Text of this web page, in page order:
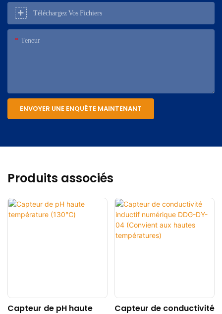
Téléchargez Vos Fichiers
Teneur
ENVOYER UNE ENQUÊTE MAINTENANT
Produits associés
Capteur de pH haute Capteur de conductivité